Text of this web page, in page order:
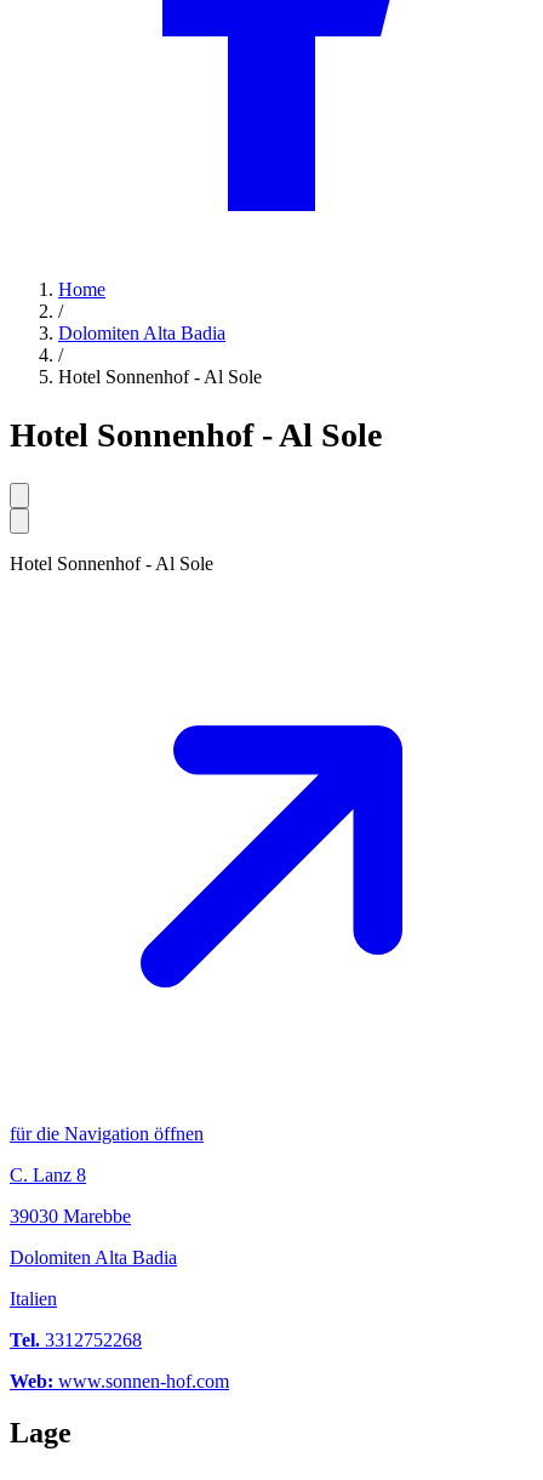
Home
/
Dolomiten Alta Badia
/
Hotel Sonnenhof - Al Sole
Hotel Sonnenhof - Al Sole
Hotel Sonnenhof - Al Sole
für die Navigation öffnen
C. Lanz 8
39030 Marebbe
Dolomiten Alta Badia
Italien
Tel. 3312752268
Web: www.sonnen-hof.com
Lage